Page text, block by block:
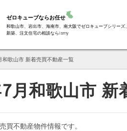
ゼロキューブならお任せ
和歌山市、岩出市、海南市、南大阪でゼロキューブシリーズ
新築、注文住宅の相談ならismy
和歌山市 新着売買不動産一覧
月和歌山市 新
買不動産物件情報です。